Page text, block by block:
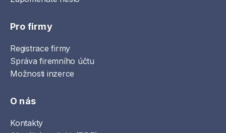
Pro firmy
Registrace firmy
Správa firemního účtu
Možnosti inzerce
O nás
Kontakty